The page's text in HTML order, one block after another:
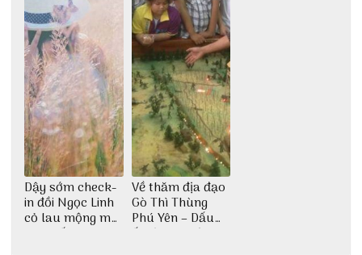
Dậy sớm check-
in đồi Ngọc Linh
cỏ lau mộng mơ
tại Huế nè bạn
Về thăm địa đạo
Gò Thì Thùng
Phú Yên – Dấu
ấn lịch sử còn